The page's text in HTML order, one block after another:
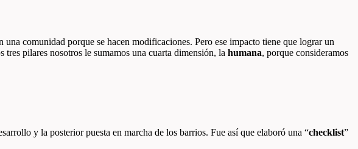
comunidad porque se hacen modificaciones. Pero ese impacto tiene que lograr un
tres pilares nosotros le sumamos una cuarta dimensión, la humana, porque consideramos
y la posterior puesta en marcha de los barrios. Fue así que elaboró una “checklist”